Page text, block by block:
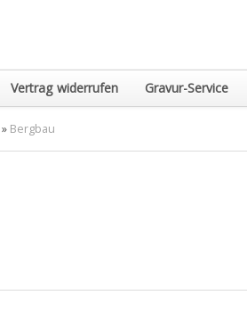
Vertrag widerrufen Gravur-Service
» Bergbau